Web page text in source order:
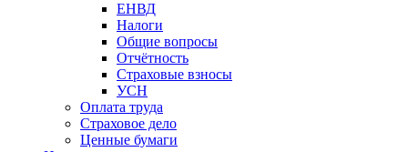
ЕНВД
Налоги
Общие вопросы
Отчётность
Страховые взносы
УСН
Оплата труда
Страховое дело
Ценные бумаги